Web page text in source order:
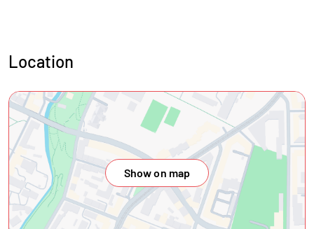
Location
Show on map